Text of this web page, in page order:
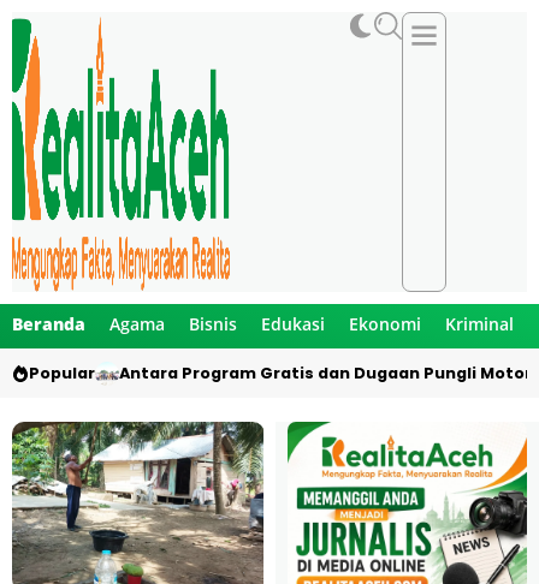
Beranda Agama Bisnis Edukasi Ekonomi Kriminal
Popular Antara Program Gratis dan Dugaan Pungli Motor